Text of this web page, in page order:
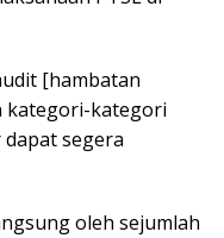
[hambatan
kategori-kategori
segera
oleh sejumlah